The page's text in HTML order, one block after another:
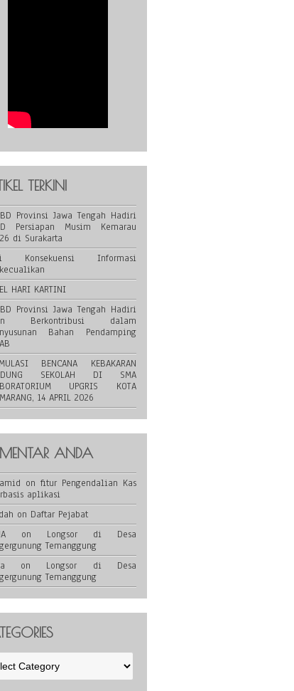
TERKINI
Provinsi Jawa Tengah Hadiri
Persiapan Musim Kemarau
di Surakarta
Konsekuensi Informasi
HARI KARTINI
Provinsi Jawa Tengah Hadiri
Berkontribusi dalam
Bahan Pendamping
BENCANA KEBAKARAN
SEKOLAH DI SMA
UPGRIS KOTA
14 APRIL 2026
ANDA
on fitur Pengendalian Kas
aplikasi
on Daftar Pejabat
on Longsor di Desa
Temanggung
on Longsor di Desa
Temanggung